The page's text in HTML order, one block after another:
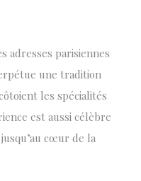
adresses parisiennes
une tradition
les spécialités
est aussi célèbre
cœur de la